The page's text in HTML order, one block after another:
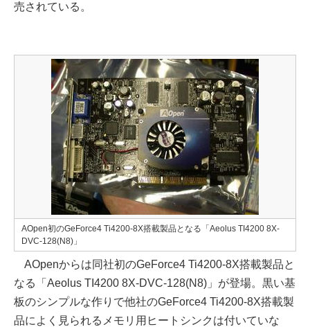
売されている。
AOpen初のGeForce4 Ti4200-8X搭載製品となる「Aeolus TI4200 8X-
DVC-128(N8)」
AOpenからは同社初のGeForce4 Ti4200-8X搭載製品と
なる「Aeolus TI4200 8X-DVC-128(N8)」が登場。黒い基
板のシンプルな作りで他社のGeForce4 Ti4200-8X搭載製
品によく見られるメモリ用ヒートシンクは付いていな